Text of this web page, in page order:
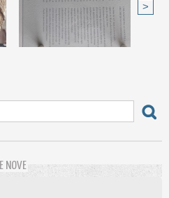
>
E NOVE